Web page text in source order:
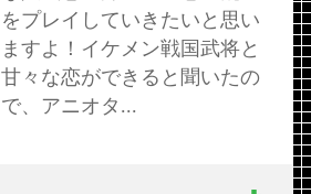
をプレイしていきたいと思い
ますよ！イケメン戦国武将と
甘々な恋ができると聞いたの
で、アニオタ...